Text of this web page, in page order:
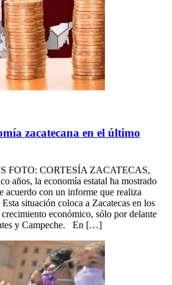
zacatecana en el último
FOTO: CORTESÍA ZACATECAS,
años, la economía estatal ha mostrado
acuerdo con un informe que realiza
situación coloca a Zacatecas en los
económico, sólo por delante
y Campeche. En […]